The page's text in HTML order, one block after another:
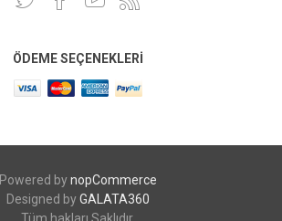
ÖDEME SEÇENEKLERI
Powered bynopCommerce
Designed byGALATA360